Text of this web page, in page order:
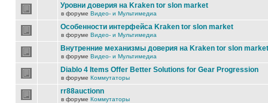
Уровни доверия на Kraken tor slon market
в форуме Видео- и Мультимедиа
Особенности интерфейса Kraken tor slon market
в форуме Видео- и Мультимедиа
Внутренние механизмы доверия на Kraken tor slon market
в форуме Видео- и Мультимедиа
Diablo 4 Items Offer Better Solutions for Gear Progression
в форуме Коммутаторы
rr88auctionn
в форуме Коммутаторы